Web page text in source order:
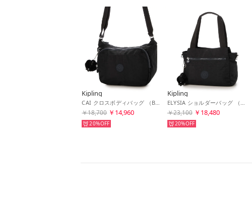
Kipling
CAI クロスボディバッグ （Black Noir C）
￥18,700 ￥14,960
20%
Kipling
ELYSIA ショルダーバッグ （Black Noir C）
￥23,100 ￥18,480
20%